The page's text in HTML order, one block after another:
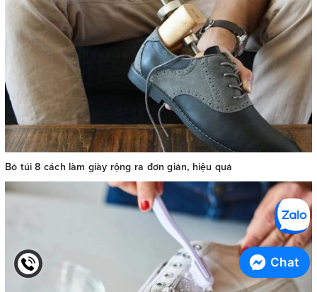
Bỏ túi 8 cách làm giày rộng ra đơn giản, hiệu quả
Chat